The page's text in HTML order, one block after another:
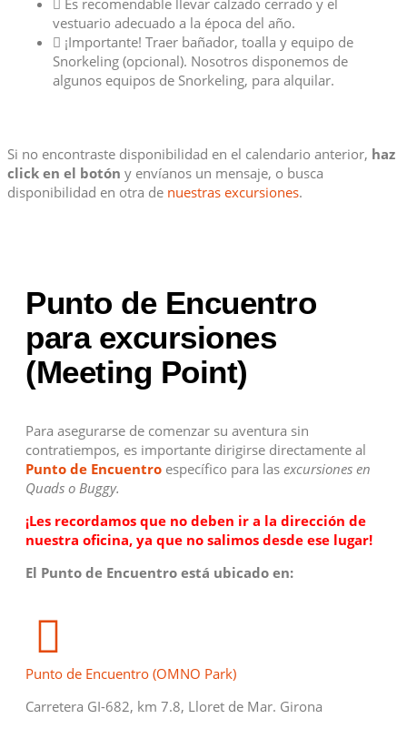
Es recomendable llevar calzado cerrado y el
vestuario adecuado a la época del año.
¡Importante! Traer bañador, toalla y equipo de
Snorkeling (opcional). Nosotros disponemos de
algunos equipos de Snorkeling, para alquilar.
Si no encontraste disponibilidad en el calendario anterior, haz
click en el botón y envíanos un mensaje, o busca
disponibilidad en otra de nuestras excursiones.
Punto de Encuentro
para excursiones
(Meeting Point)
Para asegurarse de comenzar su aventura sin
contratiempos, es importante dirigirse directamente al
Punto de Encuentro específico para las excursiones en
Quads o Buggy.
¡Les recordamos que no deben ir a la dirección de
nuestra oficina, ya que no salimos desde ese lugar!
El Punto de Encuentro está ubicado en:
Punto de Encuentro (OMNO Park)
Carretera GI-682, km 7.8, Lloret de Mar. Girona